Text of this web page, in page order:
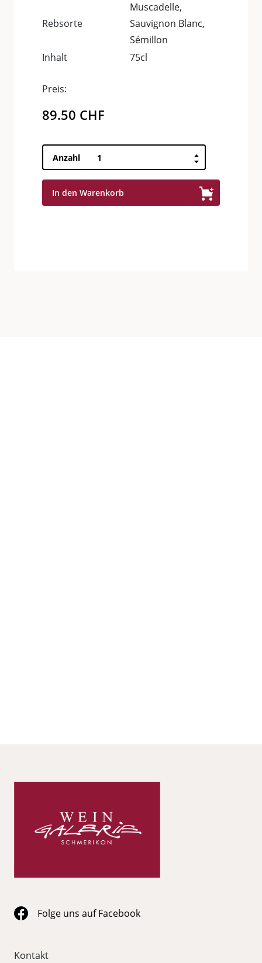
Rebsorte
Muscadelle,
Sauvignon Blanc,
Sémillon
Inhalt
75cl
Preis:
89.50 CHF
Anzahl
Château
La
Tour
Blanche
Menge
In den Warenkorb
Folge uns auf Facebook
Kontakt